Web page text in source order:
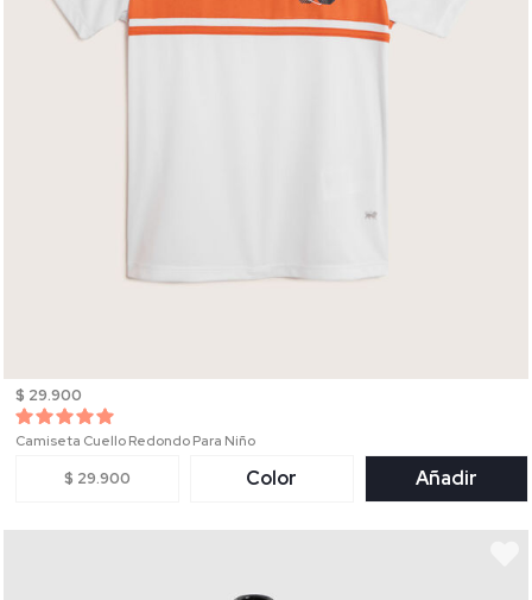
$ 29.900
Camiseta Cuello Redondo Para Niño
$ 29.900 Color Añadir